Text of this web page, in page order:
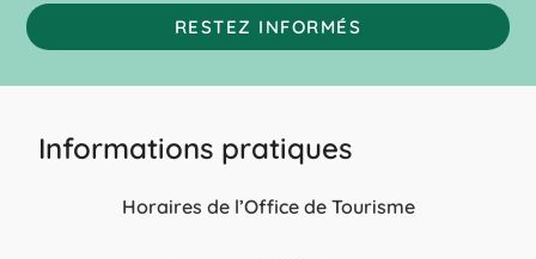
RESTEZ INFORMÉS
Informations pratiques
Horaires de l’Office de Tourisme